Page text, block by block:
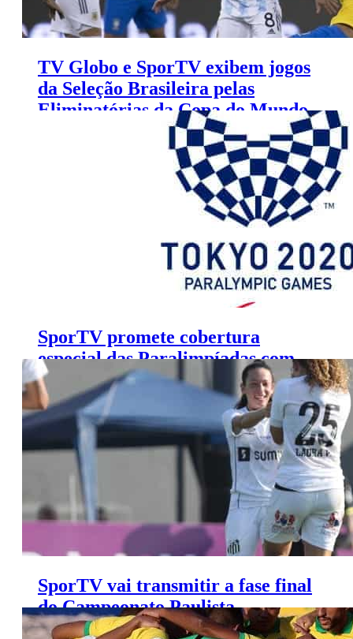
TV Globo e SporTV exibem jogos
da Seleção Brasileira pelas
Eliminatórias da Copa do Mundo
SporTV promete cobertura
especial das Paralimpíadas com
100 horas ao vivo
SporTV vai transmitir a fase final
do Campeonato Paulista
Feminino